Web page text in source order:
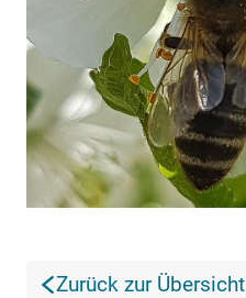
Zurück zur Übersicht